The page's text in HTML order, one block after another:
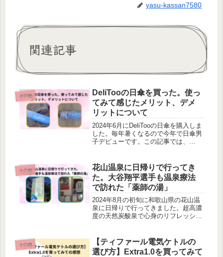
yasu-kassan7580
関連記事
その他
DeliTooの日傘を買った。使っ
てみて感じたメリット、デメ
リットについて
2024年6月にDeliTooの日傘を購入しま
した。毎年暑くなるので今年で日傘男
子デビューです。この記事では、
います。
その他
花山温泉に日帰りで行ってき
た。大谷翔平選手も温泉療法
で訪れた「薬師の湯」
2024年8月の初旬に和歌山県の花山温
泉に日帰りで行ってきました。超高濃
度の天然炭酸泉で心身のリフレッシュ
を見ることができました。
その他
【ティファール電気ケトルの
選び方】Extra1.0を買ってみて